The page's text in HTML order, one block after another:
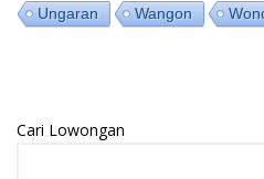
Ungaran
Wangon
Cari Lowongan